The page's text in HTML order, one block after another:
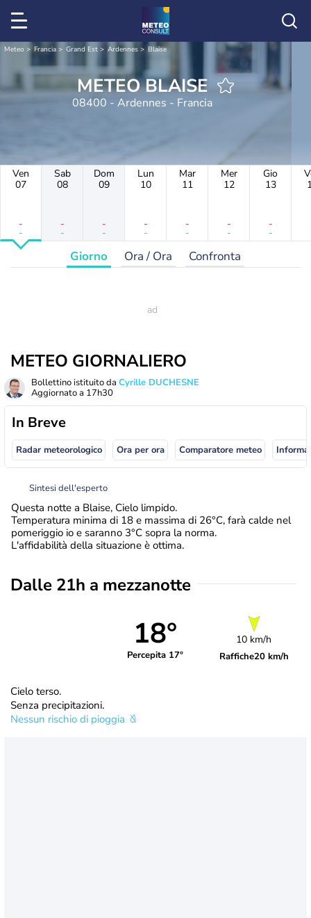
Meteo Francia Grand Est Ardennes Blaise
METEO BLAISE
08400 - Ardennes - Francia
Ven
07
-
-
Sab
08
-
-
Dom
09
-
-
Lun
10
-
-
Mar
11
-
-
Mer
12
-
-
Gio
13
-
-
Giorno Ora / Ora Confronta
METEO GIORNALIERO
Bollettino istituito da Cyrille DUCHESNE
Aggiornato a 17h30
In Breve
Radar meteorologico Ora per ora Comparatore meteo
Sintesi dell'esperto
Questa notte a Blaise, Cielo limpido.
Temperatura minima di 18 e massima di 26°C, farà calde nel
pomeriggio io e saranno 3°C sopra la norma.
L'affidabilità della situazione è ottima.
Dalle 21h a mezzanotte
18°
Percepita 17°
10 km/h
Raffiche20 km/h
Cielo terso.
Senza precipitazioni.
Nessun rischio di pioggia